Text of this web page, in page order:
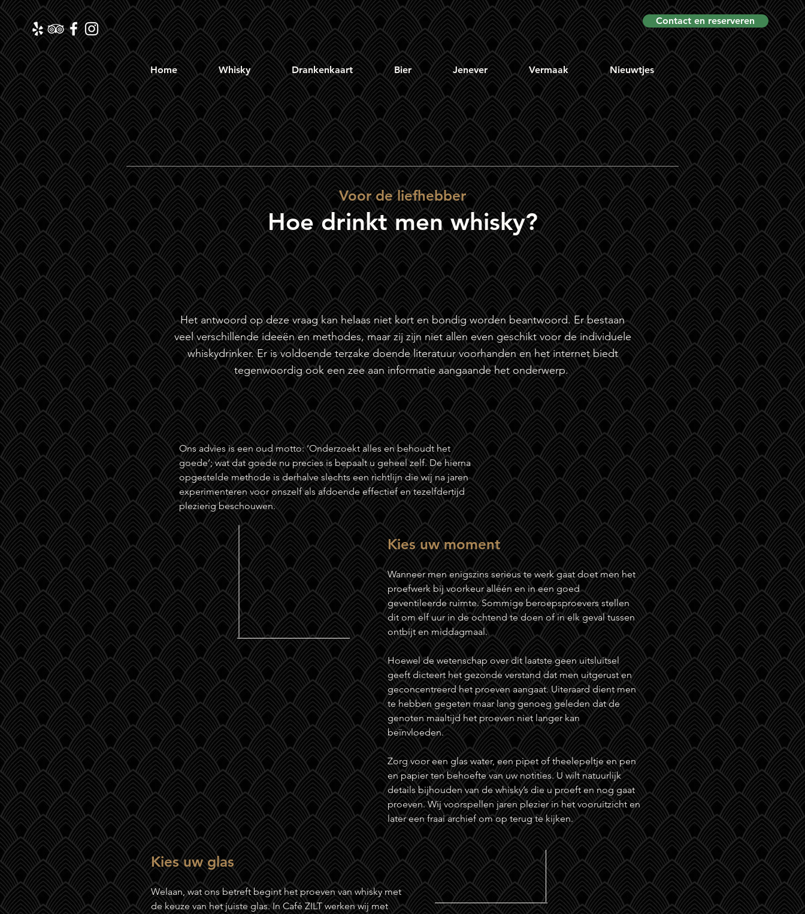
Contact en reserveren
Home Whisky Drankenkaart Bier Jenever Vermaak Nieuwtjes
Voor de liefhebber
Hoe drinkt men whisky?
Het antwoord op deze vraag kan helaas niet kort en bondig worden beantwoord. Er bestaan
veel verschillende ideeën en methodes, maar zij zijn niet allen even geschikt voor de individuele
whiskydrinker. Er is voldoende terzake doende literatuur voorhanden en het internet biedt
tegenwoordig ook een zee aan informatie aangaande het onderwerp.
Ons advies is een oud motto: ‘Onderzoekt alles en behoudt het
goede’; wat dat goede nu precies is bepaalt u geheel zelf. De hierna
opgestelde methode is derhalve slechts een richtlijn die wij na jaren
experimenteren voor onszelf als afdoende effectief en tezelfdertijd
plezierig beschouwen.
Kies uw moment
Wanneer men enigszins serieus te werk gaat doet men het
proefwerk bij voorkeur alléén en in een goed
geventileerde ruimte. Sommige beroepsproevers stellen
dit om elf uur in de ochtend te doen of in elk geval tussen
ontbijt en middagmaal.
Hoewel de wetenschap over dit laatste geen uitsluitsel
geeft dicteert het gezonde verstand dat men uitgerust en
geconcentreerd het proeven aangaat. Uiteraard dient men
te hebben gegeten maar lang genoeg geleden dat de
genoten maaltijd het proeven niet langer kan
beïnvloeden.
Zorg voor een glas water, een pipet of theelepeltje en pen
en papier ten behoefte van uw notities. U wilt natuurlijk
details bijhouden van de whisky’s die u proeft en nog gaat
proeven. Wij voorspellen jaren plezier in het vooruitzicht en
later een fraai archief om op terug te kijken.
Kies uw glas
Welaan, wat ons betreft begint het proeven van whisky met
de keuze van het juiste glas. In Café ZILT werken wij met